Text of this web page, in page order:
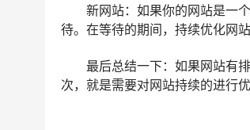
新网站：如果你的网站是一
待。在等待的期间，持续优化网
最后总结一下：如果网站有
次，就是需要对网站持续的进行